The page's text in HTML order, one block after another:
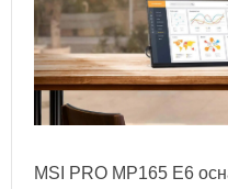
MSI PRO MP165 E6